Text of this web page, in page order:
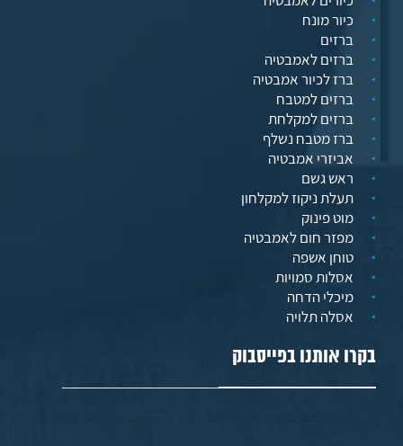
כיור מונח
ברזים
ברזים לאמבטיה
ברז לכיור אמבטיה
ברזים למטבח
ברזים למקלחת
ברז מטבח נשלף
אביזרי אמבטיה
ראש גשם
תעלת ניקוז למקלחון
מוט פינוק
מפזר חום לאמבטיה
טוחן אשפה
אסלות סמויות
מיכלי הדחה
אסלה תלויה
בקרו אותנו בפייסבוק